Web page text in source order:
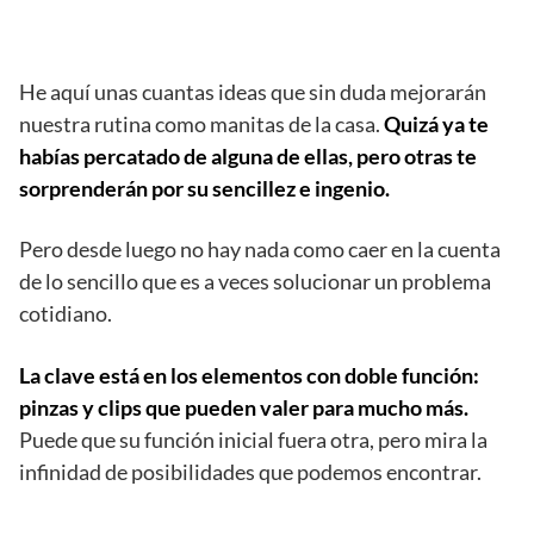
He aquí unas cuantas ideas que sin duda mejorarán
nuestra rutina como manitas de la casa.Quizá ya te
habías percatado de alguna de ellas, pero otras te
sorprenderán por su sencillez e ingenio.
Pero desde luego no hay nada como caer en la cuenta
de lo sencillo que es a veces solucionar un problema
cotidiano.
La clave está en los elementos con doble función:
pinzas y clips que pueden valer para mucho más.
Puede que su función inicial fuera otra, pero mira la
infinidad de posibilidades que podemos encontrar.